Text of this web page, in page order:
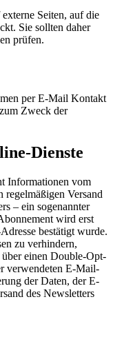
Seiten, auf die
Sie sollten daher
prüfen.
per E-Mail Kontakt
Zweck der
Dienste
Informationen vom
Versand
– ein sogenannter
wird erst
bestätigt wurde.
zu verhindern,
einen Double-Opt-
verwendeten E-Mail-
der Daten, der E-
des Newsletters